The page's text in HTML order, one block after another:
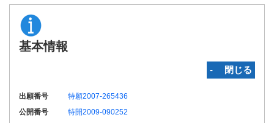
基本情報
‐ 閉じる
出願番号
特願2007-265436
公開番号
特開2009-090252